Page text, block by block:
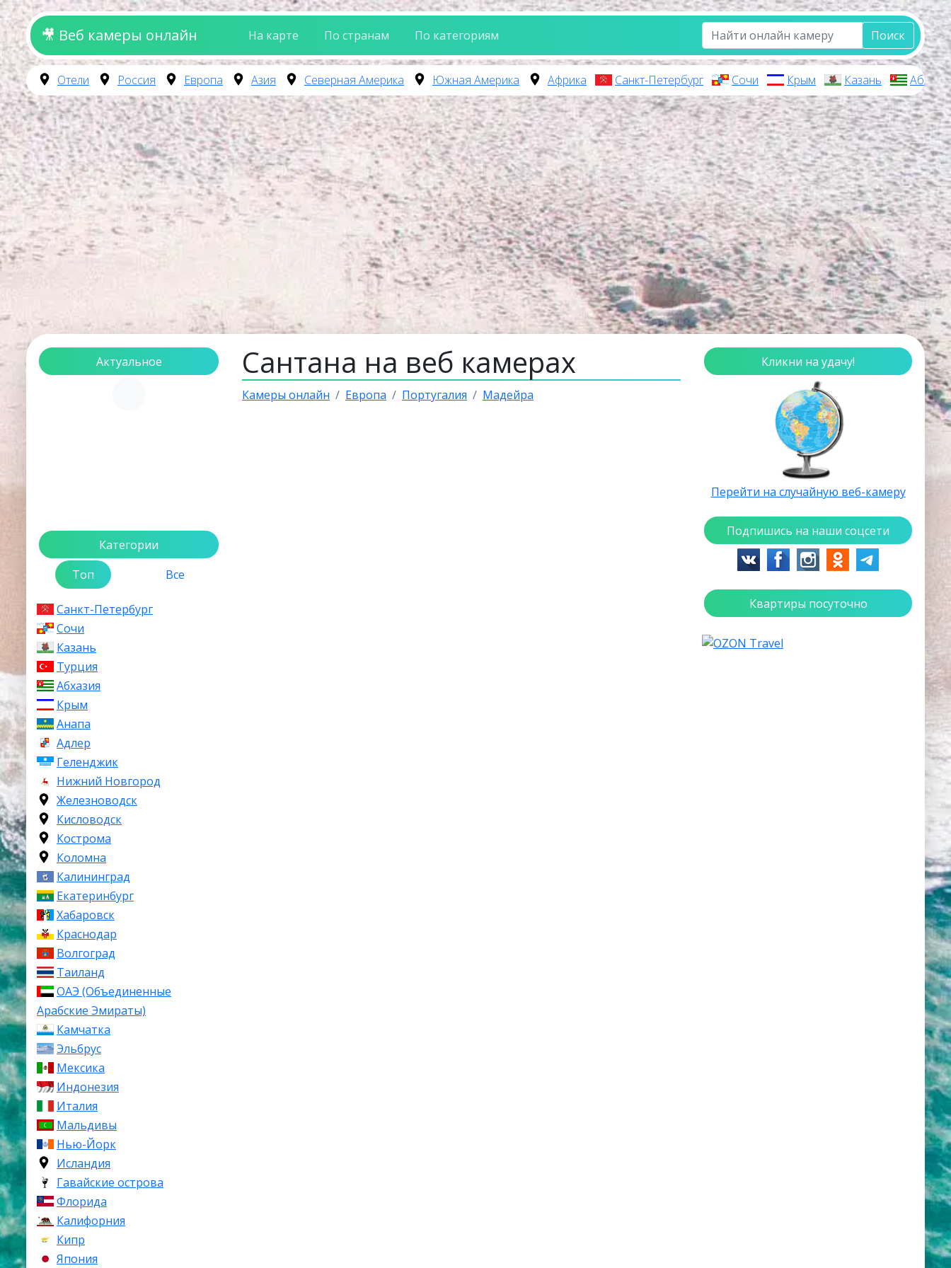
🎥 Веб камеры онлайн На карте По странам По категориям Поиск
Отели Россия Европа Азия Северная Америка Южная Америка Африка Санкт-Петербург Сочи Крым Казань
Актуальное
Категории
Топ
Все
Санкт-Петербург
Сочи
Казань
Турция
Абхазия
Крым
Анапа
Адлер
Геленджик
Нижний Новгород
Железноводск
Кисловодск
Кострома
Коломна
Калининград
Екатеринбург
Хабаровск
Краснодар
Волгоград
Таиланд
ОАЭ (Объединенные
Арабские Эмираты)
Камчатка
Эльбрус
Мексика
Индонезия
Италия
Мальдивы
Нью-Йорк
Исландия
Гавайские острова
Флорида
Калифорния
Кипр
Япония
Сантана на веб камерах
Камеры онлайн Европа Португалия Мадейра
Кликни на удачу!
Перейти на случайную веб-камеру
Подпишись на наши соцсети
Квартиры посуточно